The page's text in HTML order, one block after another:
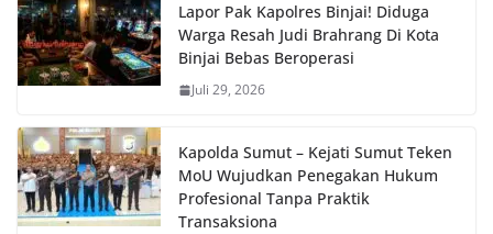
Lapor Pak Kapolres Binjai! Diduga
Warga Resah Judi Brahrang Di Kota
Binjai Bebas Beroperasi
Juli 29, 2026
Kapolda Sumut – Kejati Sumut Teken
MoU Wujudkan Penegakan Hukum
Profesional Tanpa Praktik
Transaksiona